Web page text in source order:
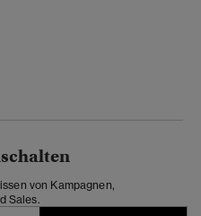
von Kampagnen,
Sales.